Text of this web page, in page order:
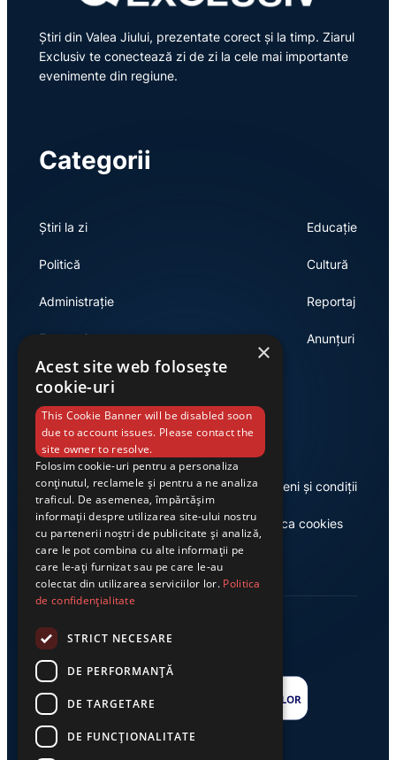
Știri din Valea Jiului, prezentate corect și la timp. Ziarul
Exclusiv te conectează zi de zi la cele mai importante
evenimente din regiune.
Categorii
Știri la zi
Politică
Administrație
Economie
Educație
Cultură
Reportaj
Anunțuri
Link-uri utile
Despre noi
Casa de editură Exclusiv
Termeni și condiții
Politica cookies
×
Acest site web folosește
cookie-uri
This Cookie Banner will be disabled soon
due to account issues. Please contact the
site owner to resolve.
Folosim cookie-uri pentru a personaliza
conținutul, reclamele și pentru a ne analiza
traficul. De asemenea, împărtășim
informații despre utilizarea site-ului nostru
cu partenerii noștri de publicitate și analiză,
care le pot combina cu alte informații pe
care le-ați furnizat sau pe care le-au
colectat din utilizarea serviciilor lor. Politica
de confidențialitate
STRICT NECESARE
DE PERFORMANȚĂ
DE TARGETARE
DE FUNCŢIONALITATE